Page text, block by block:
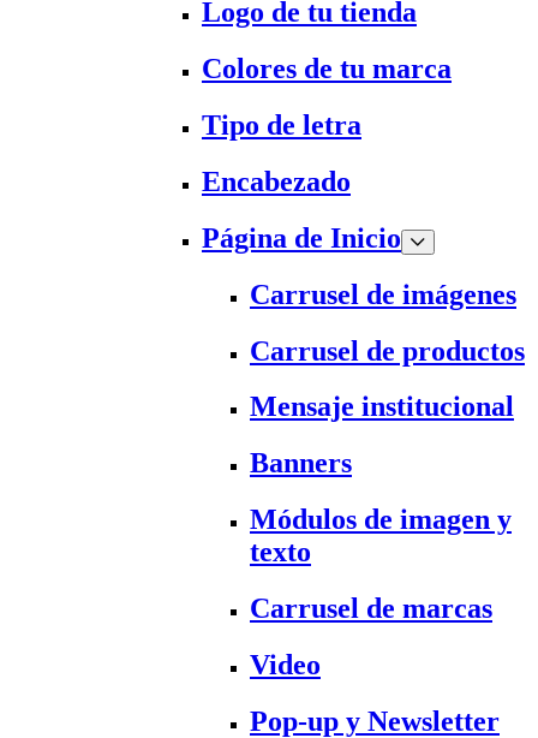
Logo de tu tienda
Colores de tu marca
Tipo de letra
Encabezado
Página de Inicio
Carrusel de imágenes
Carrusel de productos
Mensaje institucional
Banners
Módulos de imagen y
texto
Carrusel de marcas
Video
Pop-up y Newsletter